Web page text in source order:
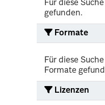
Für diese
gefunden.
Formate
Für diese
Formate
Lizenzen